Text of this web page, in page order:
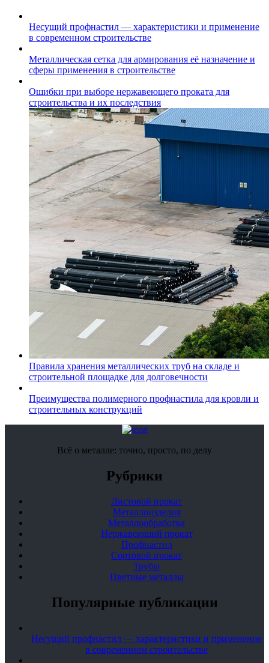
Несущий профнастил — характеристики и применение
в современном строительстве
Металлическая сетка для армирования её назначение и
сферы применения в строительстве
Ошибки при выборе нержавеющего проката для
строительства и их последствия
Правила хранения металлических труб на складе и
строительной площадке для долговечности
Преимущества полимерного профнастила для кровли и
строительных конструкций
Всё о металле: точно, просто, по делу
Рубрики
Листовой прокат
Металлоизделия
Металлообработка
Нержавеющий прокат
Профнастил
Сортовой прокат
Трубы
Цветные металлы
Популярные публикации
Несущий профнастил — характеристики и применение
в современном строительстве